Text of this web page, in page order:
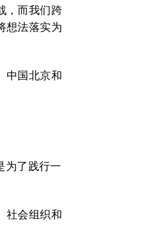
，而我们跨
想法落实为
中国北京和
为了践行一
社会组织和